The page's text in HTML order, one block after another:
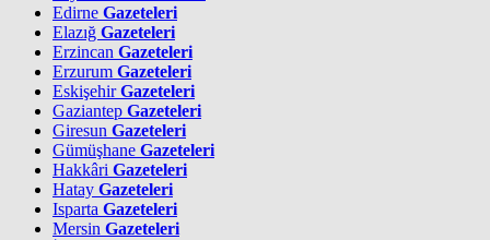
Edirne Gazeteleri
Elazığ Gazeteleri
Erzincan Gazeteleri
Erzurum Gazeteleri
EskişehirGazeteleri
Gaziantep Gazeteleri
Giresun Gazeteleri
Gümüşhane Gazeteleri
Hakkâri Gazeteleri
Hatay Gazeteleri
Isparta Gazeteleri
Mersin Gazeteleri